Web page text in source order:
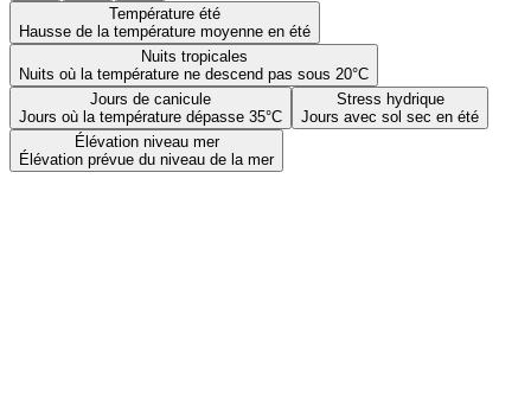
Température été
Hausse de la température moyenne en été
Nuits tropicales
Nuits où la température ne descend pas sous 20°C
Jours de canicule
Jours où la température dépasse 35°C
Stress hydrique
Jours avec sol sec en été
Élévation niveau mer
Élévation prévue du niveau de la mer